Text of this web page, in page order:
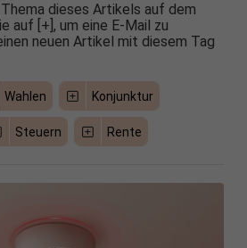
dieses Artikels auf dem
auf [+], um eine E-Mail zu
neuen Artikel mit diesem Tag
Wahlen Konjunktur
Steuern Rente